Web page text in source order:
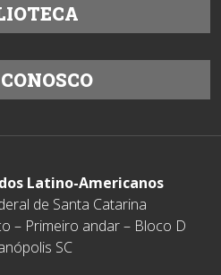
Latino-Americanos
de Santa Catarina
– Primeiro andar – Bloco D
SC